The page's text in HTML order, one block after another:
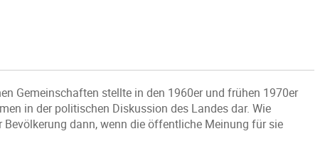
Gemeinschaften stellte in den 1960er und frühen 1970er
in der politischen Diskussion des Landes dar. Wie
dann, wenn die öffentliche Meinung für sie